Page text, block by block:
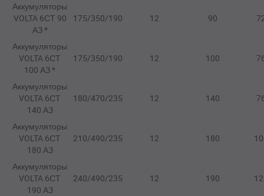
Аккумуляторы
VOLTA 6СТ 90
АЗ *
175/350/190 12 90
Аккумуляторы
VOLTA 6СТ
100 АЗ *
175/350/190 12 100
Аккумуляторы
VOLTA 6СТ
140 АЗ
180/470/235 12 140
Аккумуляторы
VOLTA 6СТ
180 АЗ
210/490/235 12 180
Аккумуляторы
VOLTA 6СТ
190 АЗ
240/490/235 12 190